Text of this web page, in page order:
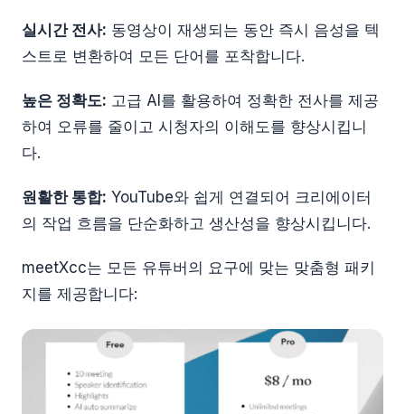
실시간 전사: 동영상이 재생되는 동안 즉시 음성을 텍
스트로 변환하여 모든 단어를 포착합니다.
높은 정확도: 고급 AI를 활용하여 정확한 전사를 제공
하여 오류를 줄이고 시청자의 이해도를 향상시킵니
다.
원활한 통합: YouTube와 쉽게 연결되어 크리에이터
의 작업 흐름을 단순화하고 생산성을 향상시킵니다.
meetXcc는 모든 유튜버의 요구에 맞는 맞춤형 패키
지를 제공합니다: